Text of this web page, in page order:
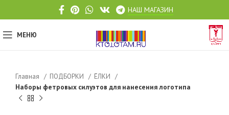
НАШ МАГАЗИН
МЕНЮ
Главная ПОДБОРКИ
ЁЛКИ
Наборы фетровых силуэтов для нанесения логотипа